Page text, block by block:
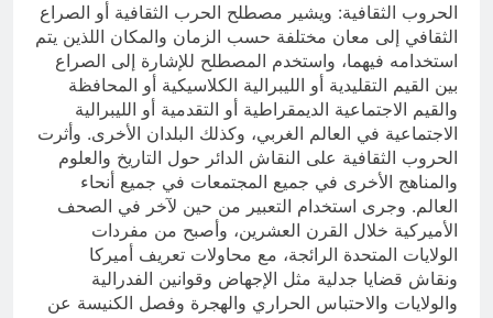
الحروب الثقافية: ويشير مصطلح الحرب الثقافية أو الصراع
الثقافي إلى معان مختلفة حسب الزمان والمكان اللذين يتم
استخدامه فيهما، واستخدم المصطلح للإشارة إلى الصراع
بين القيم التقليدية أو الليبرالية الكلاسيكية أو المحافظة
والقيم الاجتماعية الديمقراطية أو التقدمية أو الليبرالية
الاجتماعية في العالم الغربي، وكذلك البلدان الأخرى. وأثرت
الحروب الثقافية على النقاش الدائر حول التاريخ والعلوم
والمناهج الأخرى في جميع المجتمعات في جميع أنحاء
العالم. وجرى استخدام التعبير من حين لآخر في الصحف
الأميركية خلال القرن العشرين، وأصبح من مفردات
الولايات المتحدة الرائجة، مع محاولات تعريف أميركا
ونقاش قضايا جدلية مثل الإجهاض وقوانين الفدرالية
والولايات والاحتباس الحراري والهجرة وفصل الكنيسة عن